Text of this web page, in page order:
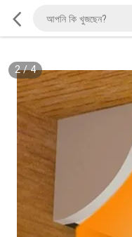
2/4